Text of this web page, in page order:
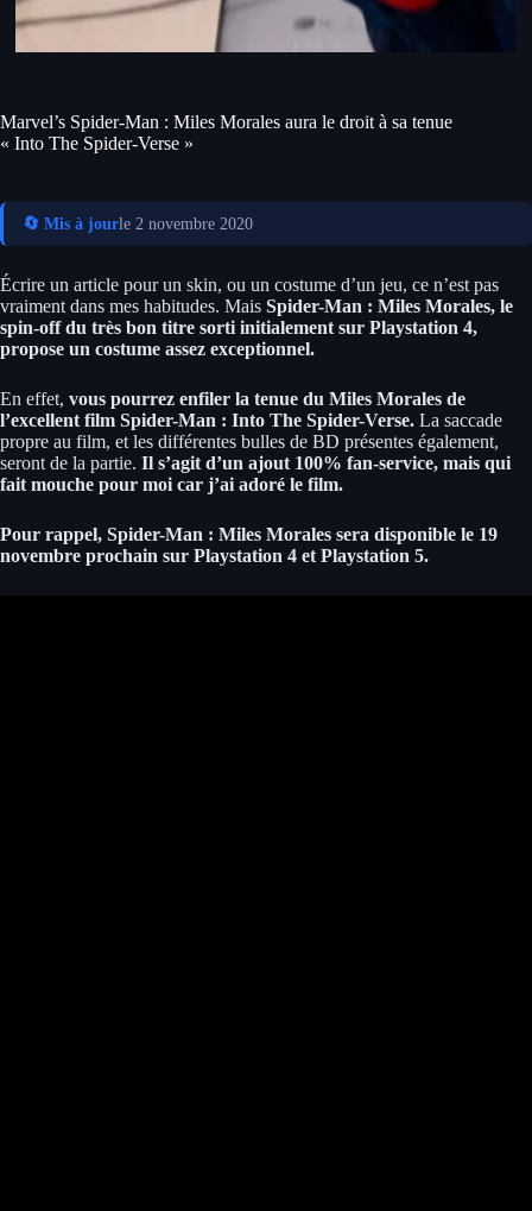
Marvel’s Spider-Man : Miles Morales aura le droit à sa tenue
« Into The Spider-Verse »
🔄 Mis à jourle 2 novembre 2020
Écrire un article pour un skin, ou un costume d’un jeu, ce n’est pas
vraiment dans mes habitudes. Mais Spider-Man : Miles Morales, le
spin-off du très bon titre sorti initialement sur Playstation 4,
propose un costume assez exceptionnel.
En effet, vous pourrez enfiler la tenue du Miles Morales de
l’excellent film Spider-Man : Into The Spider-Verse. La saccade
propre au film, et les différentes bulles de BD présentes également,
seront de la partie. Il s’agit d’un ajout 100% fan-service, mais qui
fait mouche pour moi car j’ai adoré le film.
Pour rappel, Spider-Man : Miles Morales sera disponible le 19
novembre prochain sur Playstation 4 et Playstation 5.